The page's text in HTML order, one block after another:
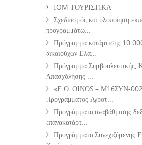
ΙOM-ΤΟΥΡΙΣΤΙΚΑ
Σχεδιασμός και υλοποίηση
προγραμμάτω...
Πρόγραμμα κατάρτισης
δικαιούχων Ελά...
Πρόγραμμα Συμβουλευτικής,
Απασχόλησης ...
«Ε.Ο. ΟΙΝΟS – Μ16ΣΥΝ-
Προγράμματος Αγροτ...
Προγράμματα αναβάθμισης
επανακατάρτ...
Προγράμματα Συνεχιζόμενης